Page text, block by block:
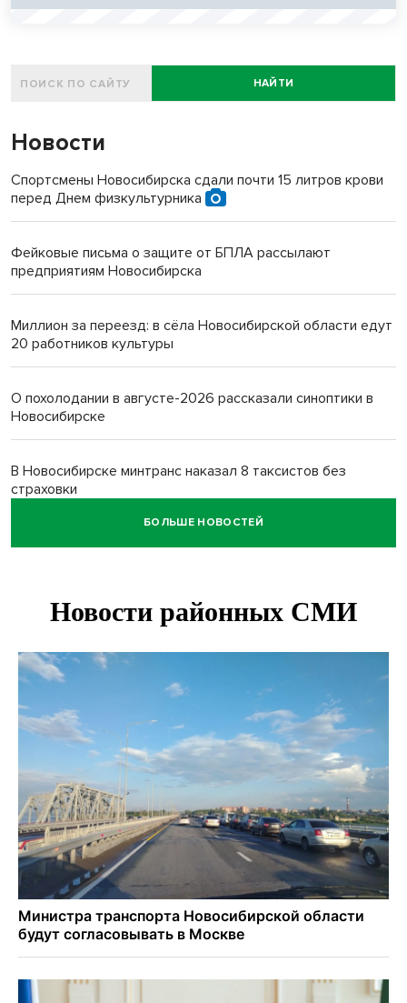
НАЙТИ
Новости
Спортсмены Новосибирска сдали почти 15 литров крови
перед Днем физкультурника
Фейковые письма о защите от БПЛА рассылают
предприятиям Новосибирска
Миллион за переезд: в сёла Новосибирской области едут
20 работников культуры
О похолодании в августе-2026 рассказали синоптики в
Новосибирске
В Новосибирске минтранс наказал 8 таксистов без
страховки
Андрей Травников поблагодарил новосибирских
Новосибирский метрополитен начал ремонт входа на
Полтонны киви для пациентов закупит больница в
Новосибирске
Ход королевы: осужденная из Новосибирска завоевала
бронзу чемпионата по шахматам
БОЛЬШЕ НОВОСТЕЙ